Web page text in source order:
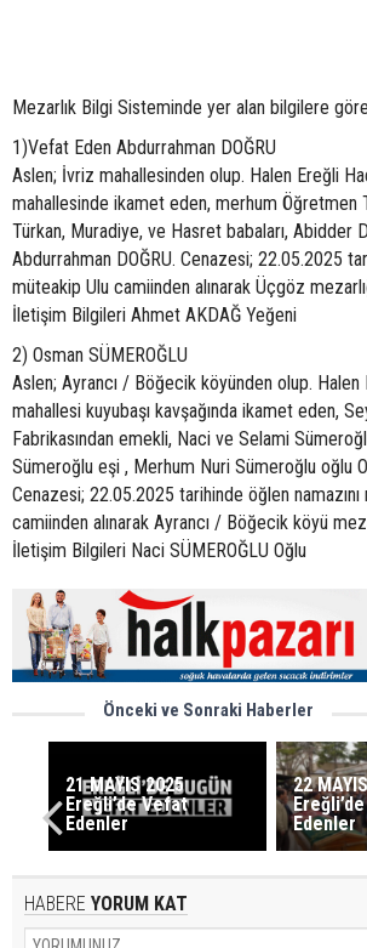
Mezarlık Bilgi Sisteminde yer alan bilgilere
1)Vefat Eden Abdurrahman DOĞRU
Aslen; İvriz mahallesinden olup. Halen Ereğli
mahallesinde ikamet eden, merhum Öğretmen
Türkan, Muradiye, ve Hasret babaları, Abidder
Abdurrahman DOĞRU. Cenazesi; 22.05.2025
müteakip Ulu camiinden alınarak Üçgöz
İletişim Bilgileri Ahmet AKDAĞ Yeğeni
2) Osman SÜMEROĞLU
Aslen; Ayrancı / Böğecik köyünden olup.
mahallesi kuyubaşı kavşağında ikamet eden,
Fabrikasından emekli, Naci ve Selami
Sümeroğlu eşi , Merhum Nuri Sümeroğlu oğlu
Cenazesi; 22.05.2025 tarihinde öğlen namazını
camiinden alınarak Ayrancı / Böğecik köyü
İletişim Bilgileri Naci SÜMEROĞLU Oğlu
Önceki ve Sonraki Haberler
21 MAYIS 2025
Ereğli’de Vefat
Edenler
22
Edenler
HABERE YORUM KAT